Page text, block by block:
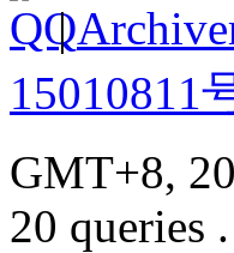
|
15010811
GMT+8,
20 queries .